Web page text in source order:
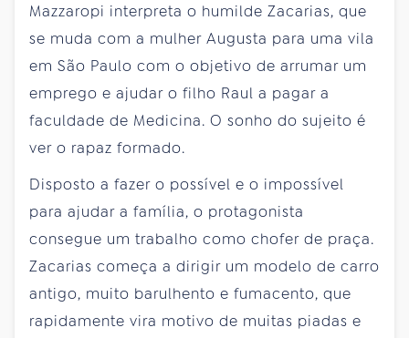
Mazzaropi interpreta o humilde Zacarias, que
se muda com a mulher Augusta para uma vila
em São Paulo com o objetivo de arrumar um
emprego e ajudar o filho Raul a pagar a
faculdade de Medicina. O sonho do sujeito é
ver o rapaz formado.
Disposto a fazer o possível e o impossível
para ajudar a família, o protagonista
consegue um trabalho como chofer de praça.
Zacarias começa a dirigir um modelo de carro
antigo, muito barulhento e fumacento, que
rapidamente vira motivo de muitas piadas e